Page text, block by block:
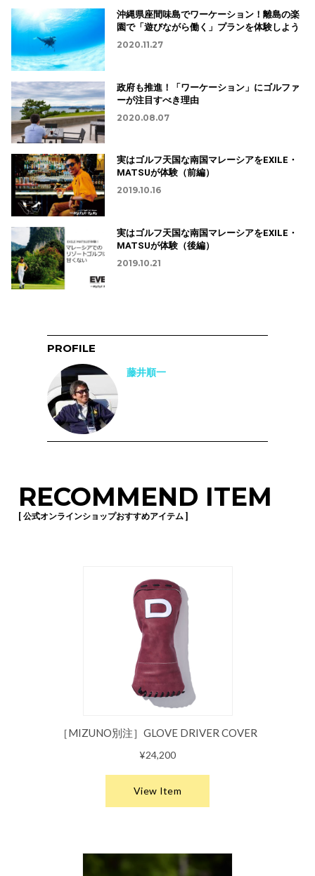
沖縄県座間味島でワーケーション！離島の楽
園で「遊びながら働く」プランを体験しよう
2020.11.27
政府も推進！「ワーケーション」にゴルファ
ーが注目すべき理由
2020.08.07
実はゴルフ天国な南国マレーシアをEXILE・
MATSUが体験（前編）
2019.10.16
実はゴルフ天国な南国マレーシアをEXILE・
MATSUが体験（後編）
2019.10.21
PROFILE
藤井順一
RECOMMEND ITEM
[ 公式オンラインショップおすすめアイテム ]